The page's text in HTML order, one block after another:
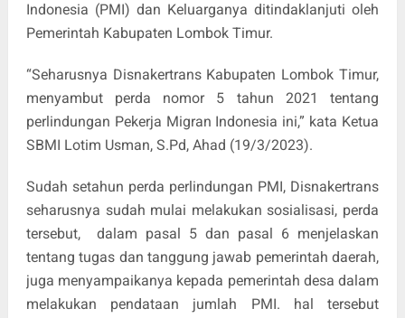
Indonesia (PMI) dan Keluarganya ditindaklanjuti oleh
Pemerintah Kabupaten Lombok Timur.
“Seharusnya Disnakertrans Kabupaten Lombok Timur,
menyambut perda nomor 5 tahun 2021 tentang
perlindungan Pekerja Migran Indonesia ini,” kata Ketua
SBMI Lotim Usman, S.Pd, Ahad (19/3/2023).
Sudah setahun perda perlindungan PMI, Disnakertrans
seharusnya sudah mulai melakukan sosialisasi, perda
tersebut,
dalam pasal 5 dan pasal 6 menjelaskan
tentang tugas dan tanggung jawab pemerintah daerah,
juga menyampaikanya kepada pemerintah desa dalam
melakukan pendataan jumlah PMI. hal tersebut